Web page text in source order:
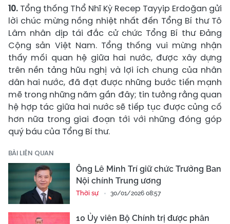
10. Tổng thống Thổ Nhĩ Kỳ Recep Tayyip Erdoğan gửi
lời chúc mừng nồng nhiệt nhất đến Tổng Bí thư Tô
Lâm nhân dịp tái đắc cử chức Tổng Bí thư Đảng
Cộng sản Việt Nam. Tổng thống vui mừng nhận
thấy mối quan hệ giữa hai nước, được xây dựng
trên nền tảng hữu nghị và lợi ích chung của nhân
dân hai nước, đã đạt được những bước tiến mạnh
mẽ trong những năm gần đây; tin tưởng rằng quan
hệ hợp tác giữa hai nước sẽ tiếp tục được củng cố
hơn nữa trong giai đoạn tới với những đóng góp
quý báu của Tổng Bí thư.
BÀI LIÊN QUAN
Ông Lê Minh Trí giữ chức Trưởng Ban
Nội chính Trung ương
Thời sự 30/01/2026 08:57
10 Ủy viên Bộ Chính trị được phân